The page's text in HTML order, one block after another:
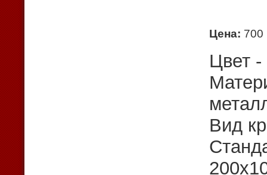
Цена: 700
Цвет
Вид